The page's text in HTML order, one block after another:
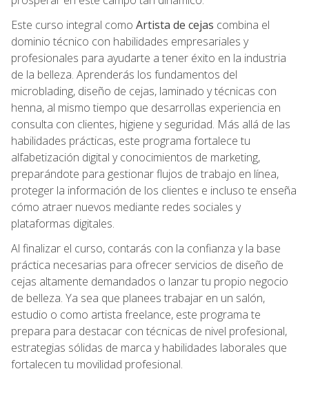
Este curso integral como Artista de cejas combina el
dominio técnico con habilidades empresariales y
profesionales para ayudarte a tener éxito en la industria
de la belleza. Aprenderás los fundamentos del
microblading, diseño de cejas, laminado y técnicas con
henna, al mismo tiempo que desarrollas experiencia en
consulta con clientes, higiene y seguridad. Más allá de las
habilidades prácticas, este programa fortalece tu
alfabetización digital y conocimientos de marketing,
preparándote para gestionar flujos de trabajo en línea,
proteger la información de los clientes e incluso te enseña
cómo atraer nuevos mediante redes sociales y
plataformas digitales.
Al finalizar el curso, contarás con la confianza y la base
práctica necesarias para ofrecer servicios de diseño de
cejas altamente demandados o lanzar tu propio negocio
de belleza. Ya sea que planees trabajar en un salón,
estudio o como artista freelance, este programa te
prepara para destacar con técnicas de nivel profesional,
estrategias sólidas de marca y habilidades laborales que
fortalecen tu movilidad profesional.